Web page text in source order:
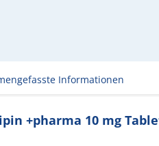
Informationen
+pharma 10 mg